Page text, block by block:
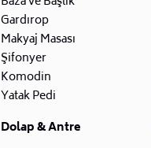
Gardırop
Makyaj Masası
Şifonyer
Komodin
Yatak Pedi
Dolap & Antre